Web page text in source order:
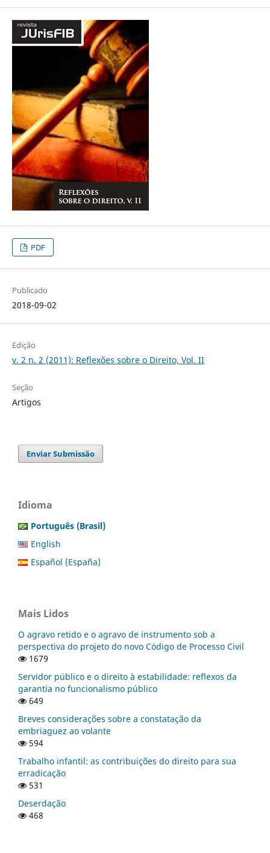
PDF
Publicado
2018-09-02
Edição
v. 2 n. 2 (2011): Reflexões sobre o Direito, Vol. II
Seção
Artigos
Enviar Submissão
Idioma
Português (Brasil)
English
Español (España)
Mais Lidos
O agravo retido e o agravo de instrumento sob a
perspectiva do projeto do novo Código de Processo Civil
1679
Servidor público e o direito à estabilidade: reflexos da
garantia no funcionalismo público
649
Breves considerações sobre a constatação da
embriaguez ao volante
594
Trabalho infantil: as contribuições do direito para sua
erradicação
531
Deserdação
468